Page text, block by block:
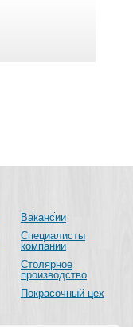
Вакансии
Специалисты
компании
Столярное
производство
Покрасочный цех